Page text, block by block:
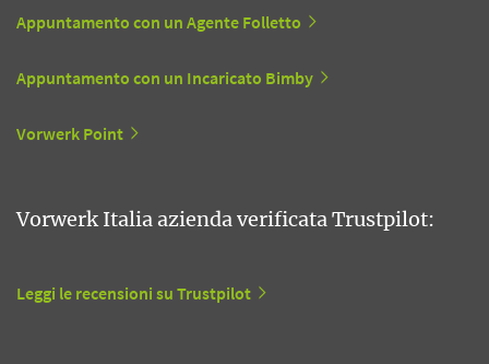
Appuntamento con un Agente Folletto
Appuntamento con un Incaricato Bimby
Vorwerk Point
Vorwerk Italia azienda verificata Trustpilot:
Leggi le recensioni su Trustpilot